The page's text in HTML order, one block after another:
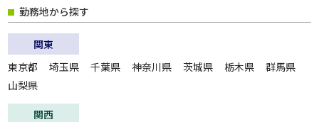
雇用形態
一般派遣
紹介
契約社員
無期雇用派遣
勤務地から探す
関東
東京都
埼玉県 千葉県 神奈川県 茨城県 栃木県
群馬県
山梨県
関西